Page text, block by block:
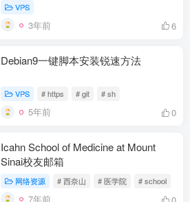
VPS
3年前 6
Debian9一键脚本安装锐速方法
VPS # https # git # sh
5年前 0
Icahn School of Medicine at Mount
Sinai校友邮箱
网络资源 # 西奈山 # 医学院 # school
7年前 0